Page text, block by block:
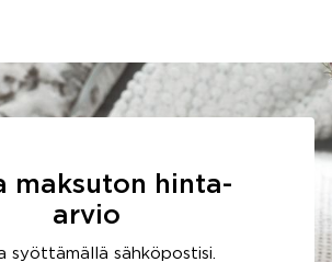
maksuton hinta-
arvio
syöttämällä sähköpostisi.